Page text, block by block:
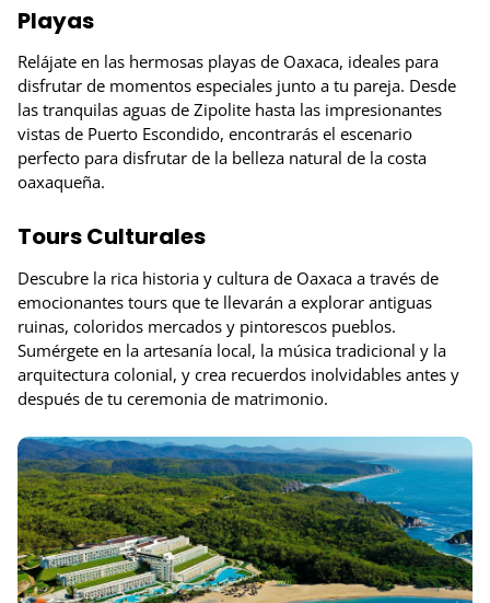
Playas
Relájate en las hermosas playas de Oaxaca, ideales para
disfrutar de momentos especiales junto a tu pareja. Desde
las tranquilas aguas de Zipolite hasta las impresionantes
vistas de Puerto Escondido, encontrarás el escenario
perfecto para disfrutar de la belleza natural de la costa
oaxaqueña.
Tours Culturales
Descubre la rica historia y cultura de Oaxaca a través de
emocionantes tours que te llevarán a explorar antiguas
ruinas, coloridos mercados y pintorescos pueblos.
Sumérgete en la artesanía local, la música tradicional y la
arquitectura colonial, y crea recuerdos inolvidables antes y
después de tu ceremonia de matrimonio.